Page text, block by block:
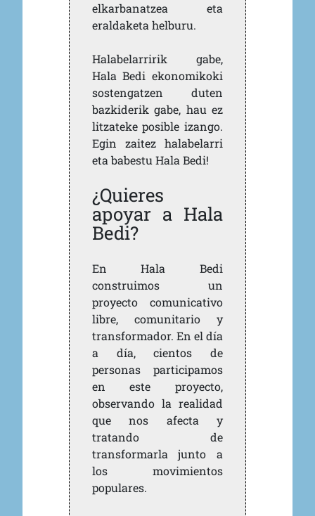
elkarbanatzea eta
eraldaketa helburu.
Halabelarririk gabe,
Hala Bedi ekonomikoki
sostengatzen duten
bazkiderik gabe, hau ez
litzateke posible izango.
Egin zaitez halabelarri
eta babestu Hala Bedi!
¿Quieres
apoyar a Hala
Bedi?
En Hala Bedi
construimos un
proyecto comunicativo
libre, comunitario y
transformador. En el día
a día, cientos de
personas participamos
en este proyecto,
observando la realidad
que nos afecta y
tratando de
transformarla junto a
los movimientos
populares.